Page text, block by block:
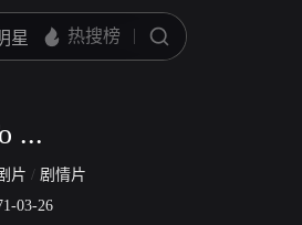
...
片 / 剧情片
·威廉姆斯
03-26